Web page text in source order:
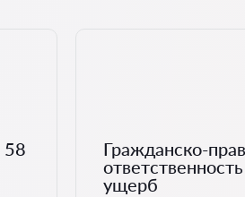
58
Гражданско-
ответственность
ущерб